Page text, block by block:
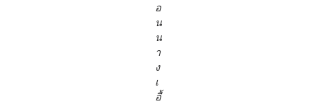
อ
น
น
า
ง
เ
อื้